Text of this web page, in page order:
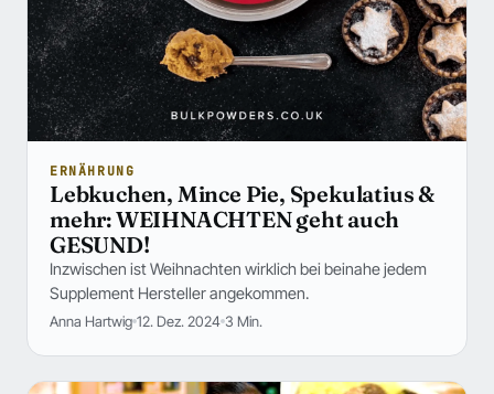
ERNÄHRUNG
Lebkuchen, Mince Pie, Spekulatius &
mehr: WEIHNACHTEN geht auch
GESUND!
Inzwischen ist Weihnachten wirklich bei beinahe jedem
Supplement Hersteller angekommen.
Anna Hartwig 12. Dez. 2024 3 Min.